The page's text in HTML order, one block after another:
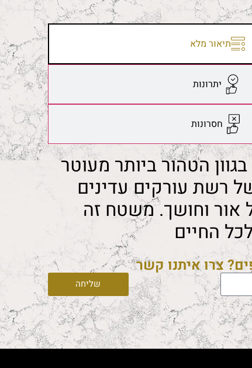
תיאור מלא
יתרונות
חסרונות
הטהור ביותר מעוטר
רשת עורקים עדינים
וחושך. משטח זה
החיים
צרו איתנו קשר
שליחה